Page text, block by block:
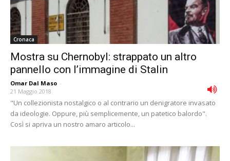
Cronaca
Mostra su Chernobyl: strappato un altro
pannello con l’immagine di Stalin
Omar Dal Maso -
21 Maggio 2018
"Un collezionista nostalgico o al contrario un denigratore invasato
da ideologie. Oppure, più semplicemente, un patetico balordo".
Così si apriva un nostro amaro articolo...